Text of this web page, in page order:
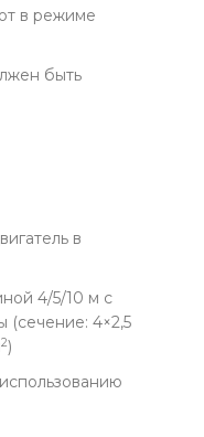
в режиме
быть
в
4/5/10 м с
(сечение: 4×2,5
2)